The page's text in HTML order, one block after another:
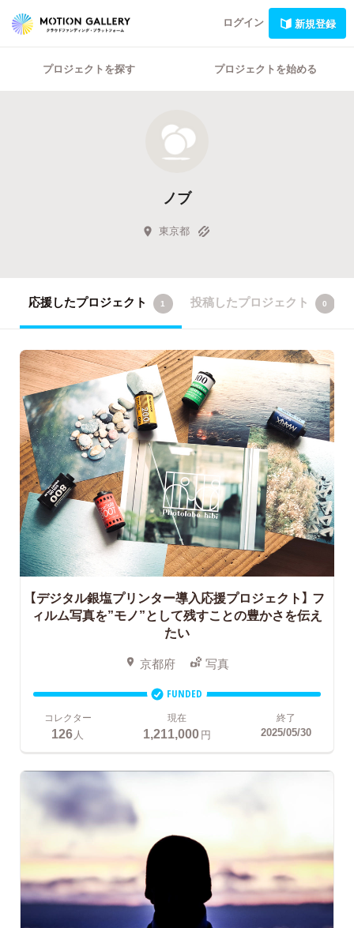
ログイン 新規登録
プロジェクトを探す プロジェクトを始める
ノブ
東京都
応援したプロジェクト 1 投稿したプロジェクト 0
【デジタル銀塩プリンター導入応援プロジェクト】 フ
ィルム写真を”モノ”として残すことの豊かさを伝え
たい
京都府 写真
FUNDED
コレクター
126 人
現在
1,211,000円
終了
2025/05/30